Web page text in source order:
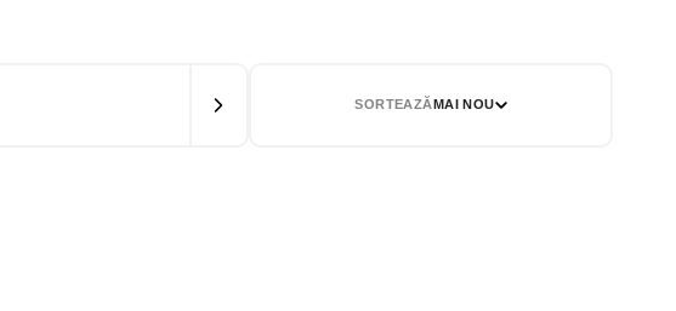
SORTEAZĂMAI NOU